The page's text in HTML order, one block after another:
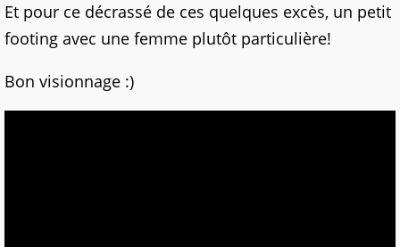
Et pour ce décrassé de ces quelques excès, un petit
footing avec une femme plutôt particulière!
Bon visionnage :)